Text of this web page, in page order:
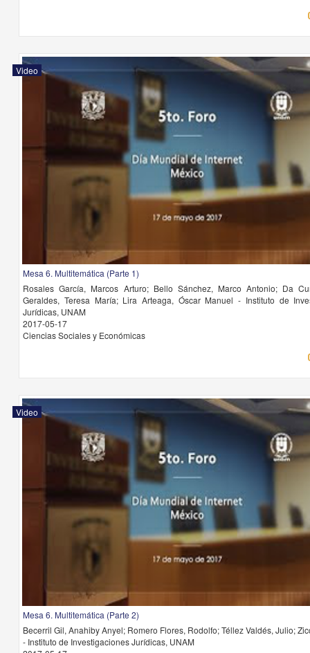
Video
Mesa 6. Multitemática (Parte 1)
Rosales García, Marcos Arturo; Bello Sánchez, Marco Antonio; Da
Geraldes, Teresa María; Lira Arteaga, Óscar Manuel - Instituto de
Jurídicas, UNAM
2017-05-17
Ciencias Sociales y Económicas
Video
Mesa 6. Multitemática (Parte 2)
Becerril Gil, Anahiby Anyel; Romero Flores, Rodolfo; Téllez Valdés, Julio;
- Instituto de Investigaciones Jurídicas, UNAM